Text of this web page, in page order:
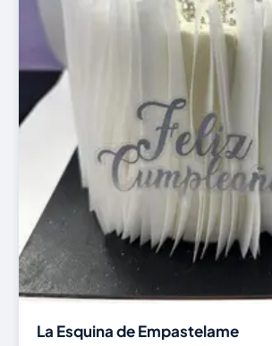
La Esquina de Empastelame